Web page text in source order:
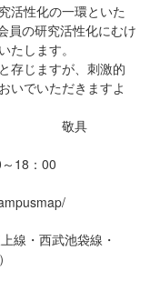
活性化の一環といた
員の研究活性化にむけ
します。
存じますが、刺激的
いでいただきますよ
18：00
・西武池袋線・